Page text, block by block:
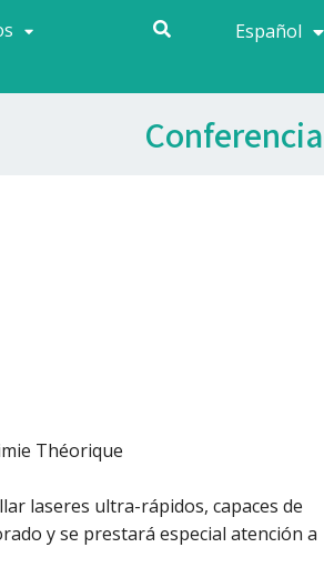
Español
Français
Conferencia
Théorique
laseres ultra-rápidos, capaces de
y se prestará especial atención a